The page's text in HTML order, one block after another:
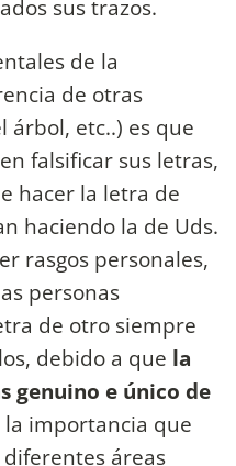
sus trazos.
de la
de otras
árbol, etc..) es que
falsificar sus letras,
hacer la letra de
haciendo la de Uds.
rasgos personales,
personas
de otro siempre
debido a que la
genuino e único de
la importancia que
áreas